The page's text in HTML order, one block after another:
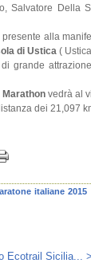
Salvatore Della
presente alla
di Ustica(
grande
Marathon vedrà al
dei 21,097
italiane 2015
Ecotrail Sicilia...